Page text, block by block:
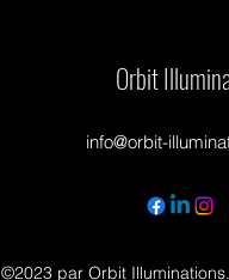
Orbit
info@orbit-
©2023 par Orbit